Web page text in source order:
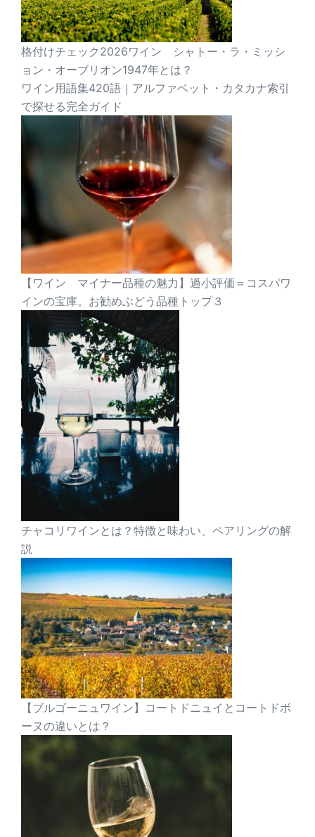
格付けチェック2026ワイン シャトー・ラ・ミッシ
ョン・オーブリオン1947年とは？
ワイン用語集420語｜アルファベット・カタカナ索引
で探せる完全ガイド
【ワイン マイナー品種の魅力】過小評価＝コスパワ
インの宝庫。お勧めぶどう品種トップ３
チャコリワインとは？特徴と味わい、ペアリングの解
説
【ブルゴーニュワイン】コートドニュイとコートドボ
ーヌの違いとは？